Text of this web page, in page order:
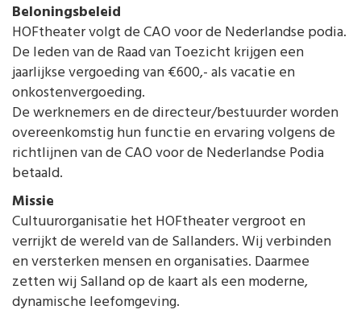
Beloningsbeleid
HOFtheater volgt de CAO voor de Nederlandse podia.
De leden van de Raad van Toezicht krijgen een
jaarlijkse vergoeding van €600,- als vacatie en
onkostenvergoeding.
De werknemers en de directeur/bestuurder worden
overeenkomstig hun functie en ervaring volgens de
richtlijnen van de CAO voor de Nederlandse Podia
betaald.
Missie
Cultuurorganisatie het HOFtheater vergroot en
verrijkt de wereld van de Sallanders. Wij verbinden
en versterken mensen en organisaties. Daarmee
zetten wij Salland op de kaart als een moderne,
dynamische leefomgeving.